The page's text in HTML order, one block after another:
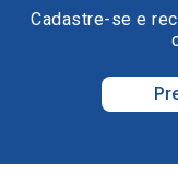
Cadastre-se e